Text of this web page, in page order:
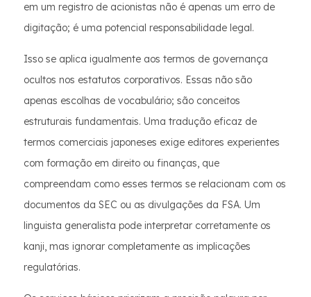
em um registro de acionistas não é apenas um erro de
digitação; é uma potencial responsabilidade legal.
Isso se aplica igualmente aos termos de governança
ocultos nos estatutos corporativos. Essas não são
apenas escolhas de vocabulário; são conceitos
estruturais fundamentais. Uma tradução eficaz de
termos comerciais japoneses exige editores experientes
com formação em direito ou finanças, que
compreendam como esses termos se relacionam com os
documentos da SEC ou as divulgações da FSA. Um
linguista generalista pode interpretar corretamente os
kanji, mas ignorar completamente as implicações
regulatórias.